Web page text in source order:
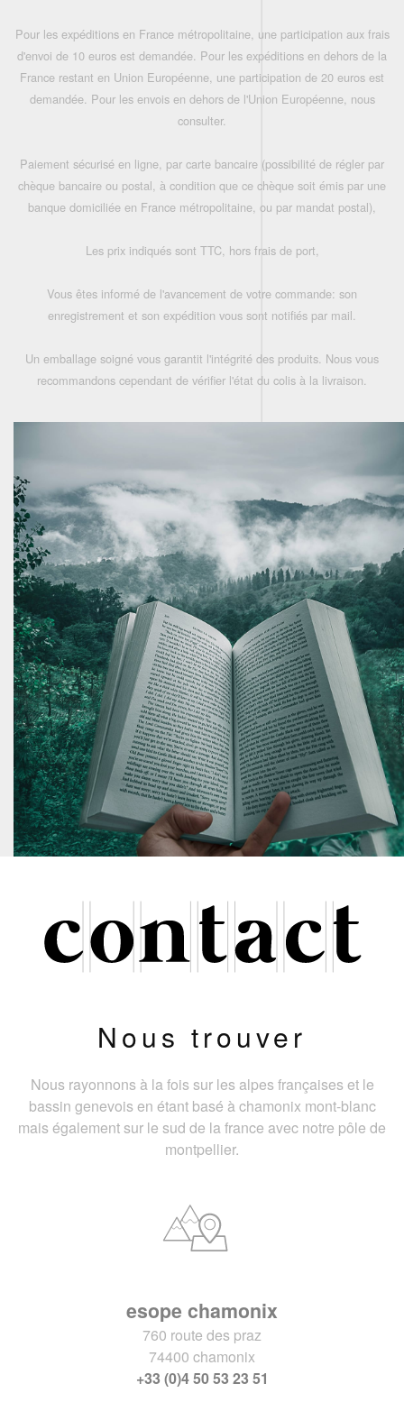
Pour les expéditions en France métropolitaine, une participation aux frais
d'envoi de 10 euros est demandée. Pour les expéditions en dehors de la
France restant en Union Européenne, une participation de 20 euros est
demandée. Pour les envois en dehors de l'Union Européenne, nous
consulter.
Paiement sécurisé en ligne, par carte bancaire (possibilité de régler par
chèque bancaire ou postal, à condition que ce chèque soit émis par une
banque domiciliée en France métropolitaine, ou par mandat postal),
Les prix indiqués sont TTC, hors frais de port,
Vous êtes informé de l'avancement de votre commande: son
enregistrement et son expédition vous sont notifiés par mail.
Un emballage soigné vous garantit l'intégrité des produits. Nous vous
recommandons cependant de vérifier l'état du colis à la livraison.
Nous trouver
Nous rayonnons à la fois sur les alpes françaises et le
bassin genevois en étant basé à chamonix mont-blanc
mais également sur le sud de la france avec notre pôle de
montpellier.
esope chamonix
760 route des praz
74400 chamonix
+33 (0)4 50 53 23 51